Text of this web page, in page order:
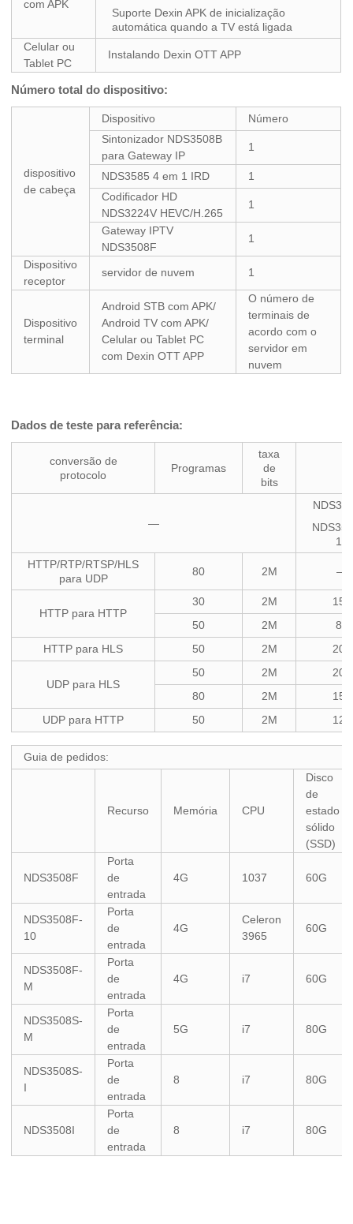
com APK
Suporte Dexin APK de inicialização
automática quando a TV está ligada
Celular ou
Tablet PC
Instalando Dexin OTT APP
Número total do dispositivo:
dispositivo
de cabeça
Dispositivo
Número
Sintonizador NDS3508B
para Gateway IP
1
NDS3585 4 em 1 IRD
1
Codificador HD
NDS3224V HEVC/H.265
1
Gateway IPTV
NDS3508F
1
Dispositivo
receptor
servidor de nuvem 1
Dispositivo
terminal
Android STB com APK/
Android TV com APK/
Celular ou Tablet PC
com Dexin OTT APP
O número de
terminais de
acordo com o
servidor em
nuvem
Dados de teste para referência:
conversão de
protocolo
Programas
taxa
de
bits
—
10
HTTP/RTP/RTSP/HLS
para UDP
80 2M —
HTTP para HTTP
30 2M
150
50
2M
80
HTTP para HLS
50 2M 200
UDP para HLS
50 2M
200
80
2M
150
UDP para HTTP
50 2M 120
Guia de pedidos:
Recurso Memória CPU
Disco
de
estado
sólido
(SSD)
NDS3508F
Porta
de
entrada
4G 1037 60G
NDS3508F-
10
Porta
de
entrada
4G
Celeron
3965
60G
NDS3508F-
M
Porta
de
entrada
4G i7 60G
NDS3508S-
M
Porta
de
entrada
5G i7 80G
NDS3508S-
I
Porta
de
entrada
8 i7 80G
NDS3508I
Porta
de
entrada
8 i7 80G